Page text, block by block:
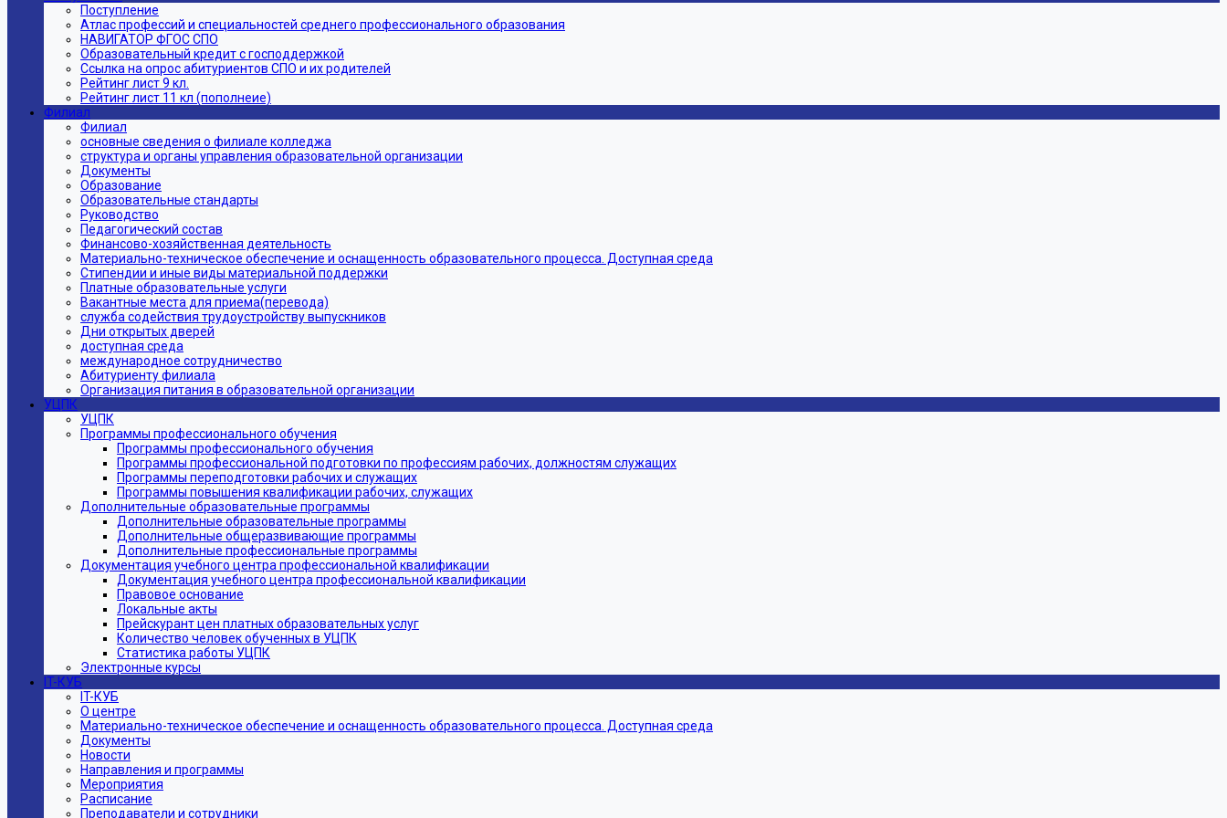
Поступление
Атлас профессий и специальностей среднего профессионального образования
НАВИГАТОР ФГОС СПО
Образовательный кредит с господдержкой
Ссылка на опрос абитуриентов СПО и их родителей
Рейтинг лист 9 кл.
Рейтинг лист 11 кл (пополнеие)
Филиал
Филиал
основные сведения о филиале колледжа
структура и органы управления образовательной организации
Документы
Образование
Образовательные стандарты
Руководство
Педагогический состав
Финансово-хозяйственная деятельность
Материально-техническое обеспечение и оснащенность образовательного процесса. Доступная среда
Стипендии и иные виды материальной поддержки
Платные образовательные услуги
Вакантные места для приема(перевода)
служба содействия трудоустройству выпускников
Дни открытых дверей
доступная среда
международное сотрудничество
Абитуриенту филиала
Организация питания в образовательной организации
УЦПК
УЦПК
Программы профессионального обучения
Программы профессионального обучения
Программы профессиональной подготовки по профессиям рабочих, должностям служащих
Программы переподготовки рабочих и служащих
Программы повышения квалификации рабочих, служащих
Дополнительные образовательные программы
Дополнительные образовательные программы
Дополнительные общеразвивающие программы
Дополнительные профессиональные программы
Документация учебного центра профессиональной квалификации
Документация учебного центра профессиональной квалификации
Правовое основание
Локальные акты
Прейскурант цен платных образовательных услуг
Количество человек обученных в УЦПК
Статистика работы УЦПК
Электронные курсы
IT-КУБ
IT-КУБ
О центре
Материально-техническое обеспечение и оснащенность образовательного процесса. Доступная среда
Документы
Новости
Направления и программы
Мероприятия
Расписание
Преподаватели и сотрудники